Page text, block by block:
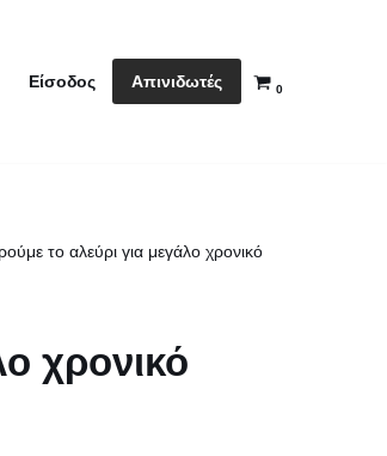
Είσοδος Απινιδωτές 0
το αλεύρι για μεγάλο χρονικό
χρονικό